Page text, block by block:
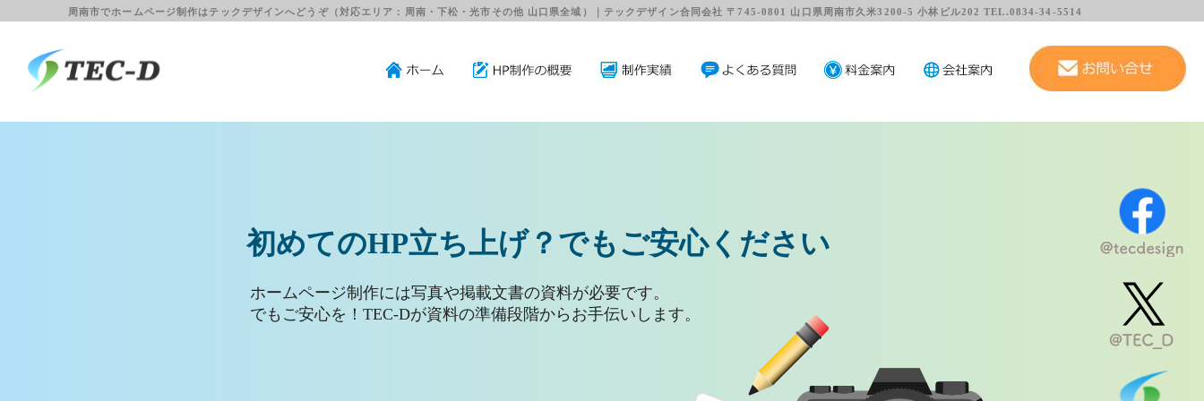
周南市でホームページ制作はテックデザインへどうぞ（対応エリア：周南・下松・光市その他 山口県全域）｜テックデザイン合同会社 〒745-0801 山口県周南市久米3200-5 小林ビル202 TEL.0834-34-5514
ビジネスブログCMSが 標準装備
ホームページ制作はプロに、
ブログなど情報の更新は自分自身で。
どんな端末
パソコン・スマートフ
ひとつの管理画面で、